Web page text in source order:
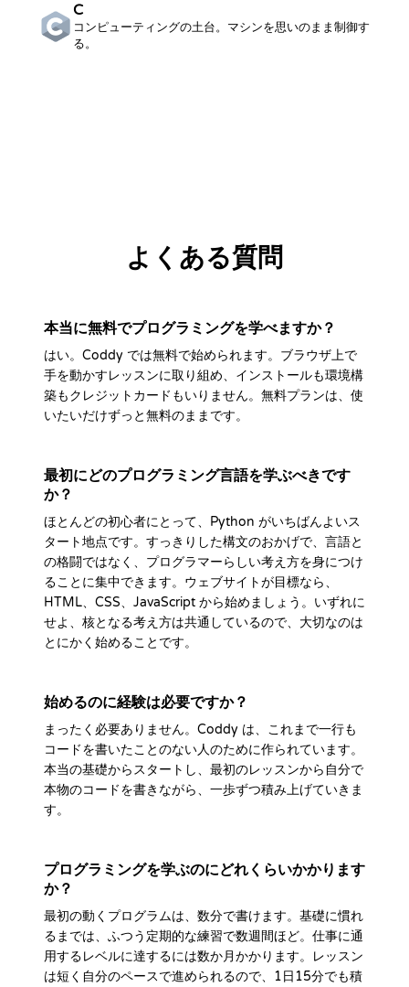
C
コンピューティングの土台。マシンを思いのまま制御す
る。
よくある質問
本当に無料でプログラミングを学べますか？
はい。Coddy では無料で始められます。ブラウザ上で
手を動かすレッスンに取り組め、インストールも環境構
築もクレジットカードもいりません。無料プランは、使
いたいだけずっと無料のままです。
最初にどのプログラミング言語を学ぶべきです
か？
ほとんどの初心者にとって、Python がいちばんよいス
タート地点です。すっきりした構文のおかげで、言語と
の格闘ではなく、プログラマーらしい考え方を身につけ
ることに集中できます。ウェブサイトが目標なら、
HTML、CSS、JavaScript から始めましょう。いずれに
せよ、核となる考え方は共通しているので、大切なのは
とにかく始めることです。
始めるのに経験は必要ですか？
まったく必要ありません。Coddy は、これまで一行も
コードを書いたことのない人のために作られています。
本当の基礎からスタートし、最初のレッスンから自分で
本物のコードを書きながら、一歩ずつ積み上げていきま
す。
プログラミングを学ぶのにどれくらいかかります
か？
最初の動くプログラムは、数分で書けます。基礎に慣れ
るまでは、ふつう定期的な練習で数週間ほど。仕事に通
用するレベルに達するには数か月かかります。レッスン
は短く自分のペースで進められるので、1日15分でも積